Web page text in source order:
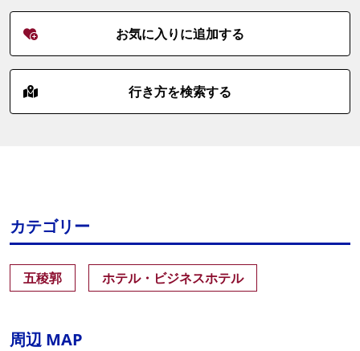
お気に入りに追加する
行き方を検索する
カテゴリー
五稜郭 ホテル・ビジネスホテル
周辺 MAP